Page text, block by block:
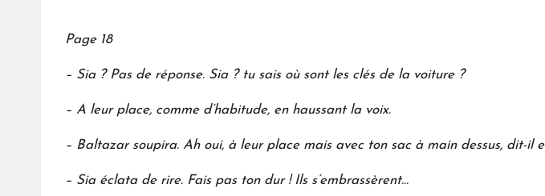
Page 18
– Sia ? Pas de réponse. Sia ? tu sais où sont les clés de la voiture ?
– A leur place, comme d’habitude, en haussant la voix.
– Baltazar soupira. Ah oui, à leur place mais avec ton sac à main dessus, dit-il
– Sia éclata de rire. Fais pas ton dur ! Ils s’embrassèrent…